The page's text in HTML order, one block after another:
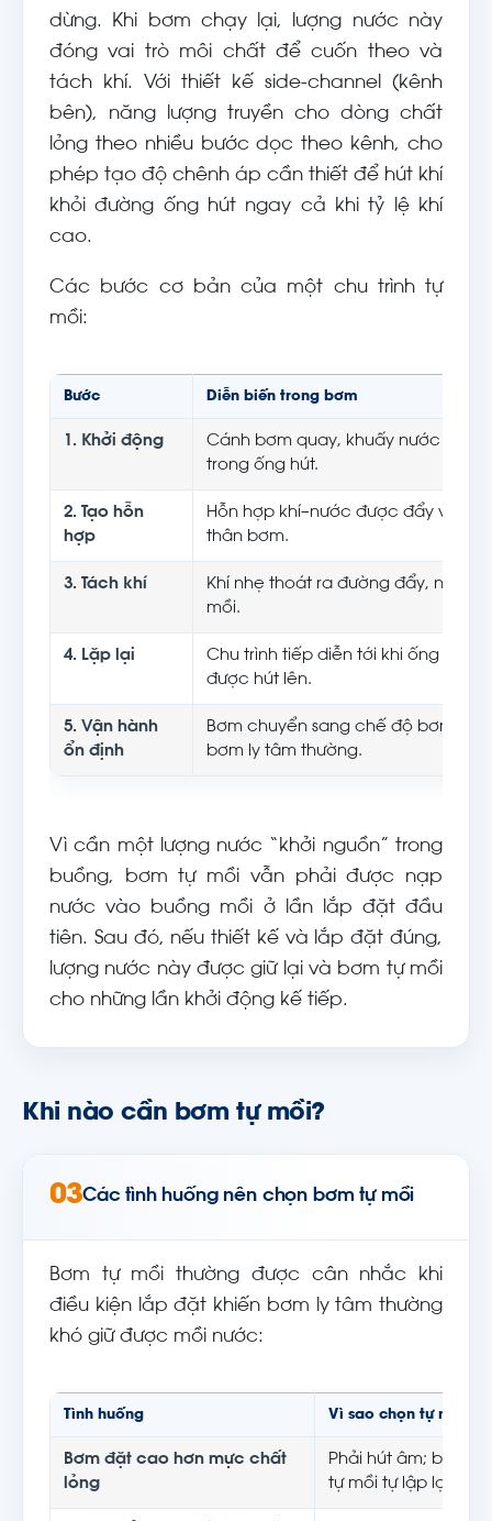
dừng. Khi bơm chạy lại, lượng nước này
đóng vai trò môi chất để cuốn theo và
tách khí. Với thiết kế side-channel (kênh
bên), năng lượng truyền cho dòng chất
lỏng theo nhiều bước dọc theo kênh, cho
phép tạo độ chênh áp cần thiết để hút khí
khỏi đường ống hút ngay cả khi tỷ lệ khí
cao.
Các bước cơ bản của một chu trình tự
mồi:
Bước Diễn biến trong bơm
1. Khởi động
Cánh bơm quay, khuấy nước trong
trong ống hút.
2. Tạo hỗn
hợp
Hỗn hợp khí–nước được đẩy vào
thân bơm.
3. Tách khí
Khí nhẹ thoát ra đường đẩy, nước
mồi.
4. Lặp lại
Chu trình tiếp diễn tới khi ống hút
được hút lên.
5. Vận hành
ổn định
Bơm chuyển sang chế độ bơm
bơm ly tâm thường.
Vì cần một lượng nước “khởi nguồn” trong
buồng, bơm tự mồi vẫn phải được nạp
nước vào buồng mồi ở lần lắp đặt đầu
tiên. Sau đó, nếu thiết kế và lắp đặt đúng,
lượng nước này được giữ lại và bơm tự mồi
cho những lần khởi động kế tiếp.
Khi nào cần bơm tự mồi?
03Các tình huống nên chọn bơm tự mồi
Bơm tự mồi thường được cân nhắc khi
điều kiện lắp đặt khiến bơm ly tâm thường
khó giữ được mồi nước:
Tình huống Vì sao chọn tự mồi
Bơm đặt cao hơn mực chất
lỏng
Phải hút âm; bơm
tự mồi tự lập lại